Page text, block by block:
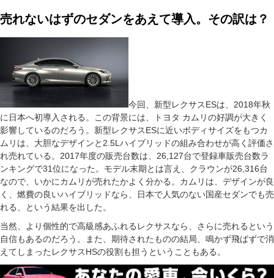
売れないはずのセダンをあえて導入。その訳は？
今回、新型レクサスESは、2018年秋
に日本へ初導入される。この背景には、トヨタ カムリの好調が大きく
影響しているのだろう。新型レクサスESに近いボディサイズをもつカ
ムリは、大胆なデザインと2.5Lハイブリッドの組み合わせが高く評価さ
れ売れている。2017年度の販売台数は、26,127台で登録車販売台数ラ
ンキングで31位になった。モデル末期とは言え、クラウンが26,316台
なので、いかにカムリが売れたかよく分かる。カムリは、デザインが良
く、燃費の良いハイブリッドなら、日本で人気のない国産セダンでも売
れる、という結果を出した。
当然、より個性的で高級感あふれるレクサスなら、さらに売れるという
自信もあるのだろう。また、期待されたものの結局、鳴かず飛ばずで消
えてしまったレクサスHSの役割も担うということもある。